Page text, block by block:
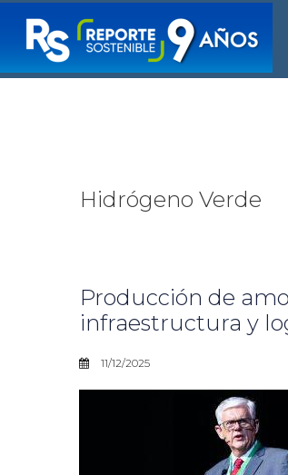
Hidrógeno Verde
Producción de
infraestructura y
11/12/2025